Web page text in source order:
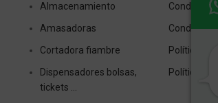
Almacenamiento
Amasadoras
Cortadora fiambre
Dispensadores bolsas,
tickets …
Política de
Política de